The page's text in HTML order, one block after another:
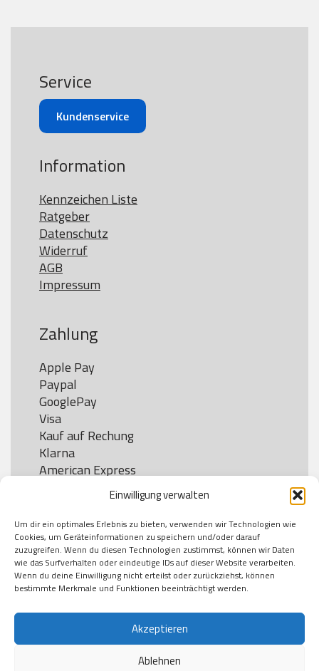
Einwilligung verwalten
Um dir ein optimales Erlebnis zu bieten, verwenden wir Technologien wie
Cookies, um Geräteinformationen zu speichern und/oder darauf
zuzugreifen. Wenn du diesen Technologien zustimmst, können wir Daten
wie das Surfverhalten oder eindeutige IDs auf dieser Website verarbeiten.
Wenn du deine Einwilligung nicht erteilst oder zurückziehst, können
bestimmte Merkmale und Funktionen beeinträchtigt werden.
Akzeptieren
Ablehnen
Service
Kundenservice
Information
Kennzeichen Liste
Ratgeber
Datenschutz
Widerruf
AGB
Impressum
Zahlung
Apple Pay
Paypal
GooglePay
Visa
Kauf auf Rechung
Klarna
American Express
Versand
DHL
Klimaneutral